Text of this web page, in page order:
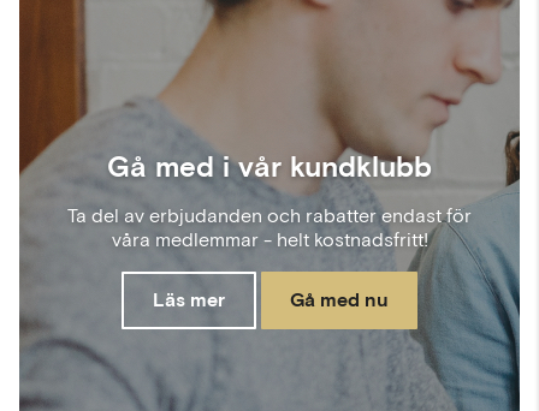
Gå med i vår kundklubb
Ta del av erbjudanden och rabatter endast för
våra medlemmar - helt kostnadsfritt!
Läs mer Gå med nu